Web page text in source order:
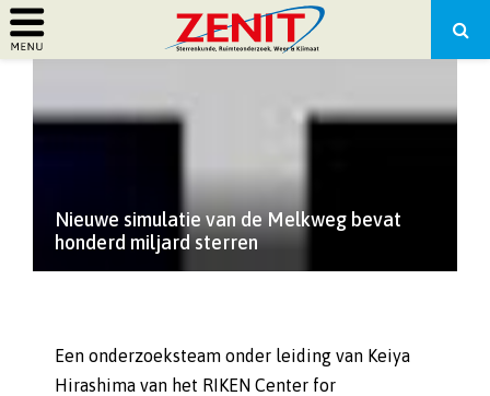
PRIMARY
MENU
Nieuwe simulatie van de Melkweg bevat
honderd miljard sterren
Een onderzoeksteam onder leiding van Keiya
Hirashima van het RIKEN Center for